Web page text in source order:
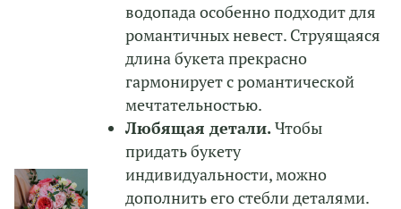
водопада особенно подходит для
романтичных невест. Струящаяся
длина букета прекрасно
гармонирует с романтической
мечтательностью.
Любящая детали.Чтобы
придать букету
индивидуальности, можно
дополнить его стебли деталями.